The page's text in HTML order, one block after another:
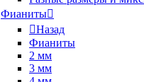
Фианиты
Назад
Фианиты
2 мм
3 мм